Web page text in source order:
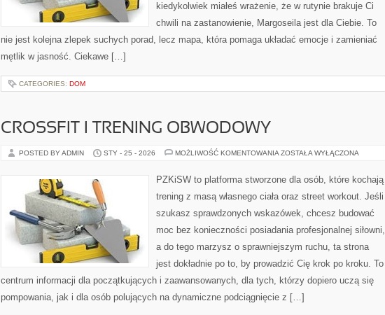
kiedykolwiek miałeś wrażenie, że w rutynie brakuje Ci
chwili na zastanowienie, Margoseila jest dla Ciebie. To
nie jest kolejna zlepek suchych porad, lecz mapa, która pomaga układać emocje i zamieniać
mętlik w jasność. Ciekawe […]
CATEGORIES: DOM
CROSSFIT I TRENING OBWODOWY
POSTED BY ADMIN STY - 25 - 2026 MOŻLIWOŚĆ KOMENTOWANIA CROSSFIT
OBWODOWY
ZOSTAŁA WYŁĄCZONA
PZKiSW to platforma stworzone dla osób, które kochają
trening z masą własnego ciała oraz street workout. Jeśli
szukasz sprawdzonych wskazówek, chcesz budować
moc bez konieczności posiadania profesjonalnej siłowni,
a do tego marzysz o sprawniejszym ruchu, ta strona
jest dokładnie po to, by prowadzić Cię krok po kroku. To
centrum informacji dla początkujących i zaawansowanych, dla tych, którzy dopiero uczą się
pompowania, jak i dla osób polujących na dynamiczne podciągnięcie z […]